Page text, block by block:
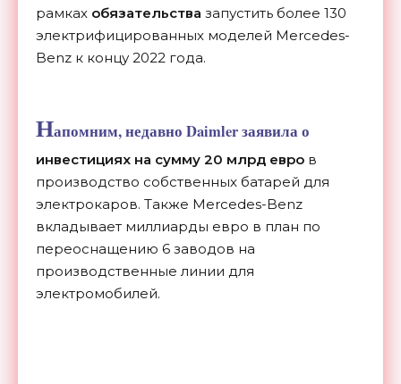
рамках обязательства запустить более 130
электрифицированных моделей Mercedes-
Benz к концу 2022 года.
Напомним, недавно Daimler заявила о
инвестициях на сумму 20 млрд евро в
производство собственных батарей для
электрокаров. Также Mercedes-Benz
вкладывает миллиарды евро в план по
переоснащению 6 заводов на
производственные линии для
электромобилей.